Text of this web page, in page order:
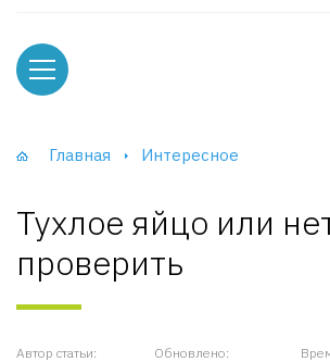
Главная Интересное
Тухлое яйцо или
проверить
Автор статьи: Обновлено:
и тумбы
и Шкафы-Купе